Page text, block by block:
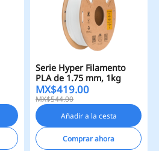
Serie Hyper Filamento
PLA de 1.75 mm, 1kg
MX$419.00
MX$544.00
Añadir a la cesta
Comprar ahora